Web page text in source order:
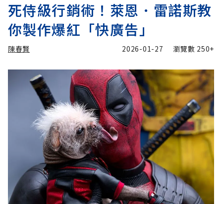
死侍級行銷術！萊恩．雷諾斯教
你製作爆紅「快廣告」
陳春賢 2026-01-27 瀏覽數 250+